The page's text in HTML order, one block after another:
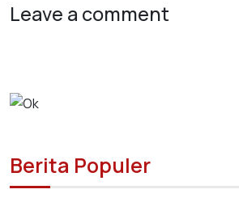
Leave a comment
Berita Populer